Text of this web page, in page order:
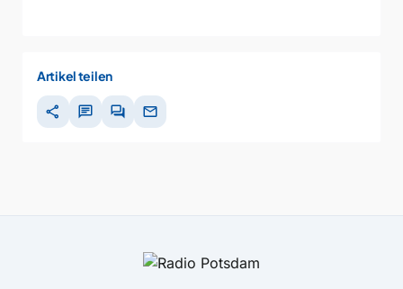
Artikel teilen
share chat forum mail